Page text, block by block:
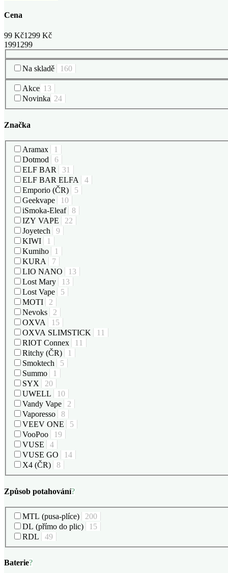
Cena
99 Kč1299 Kč
1991299
Na skladě 160
Akce 13
Novinka 24
Baterie?
Značka
Aramax
1
Dotmod
6
ELF BAR
31
ELF BAR ELFA
4
Emporio (ČR)
5
Geekvape
10
iSmoka-Eleaf 8
IZY VAPE
22
Joyetech
9
KIWI
1
Kumiho
1
KURA
7
LIO NANO
13
Lost Mary
13
Lost Vape
5
MOTI
2
Nevoks
2
OXVA
15
OXVA SLIMSTICK
11
RIOT Connex
11
Ritchy (ČR)
1
Smoktech
5
Summo
1
SYX
20
UWELL
10
Vandy Vape
2
Vaporesso
8
VEEV ONE
5
VooPoo
19
VUSE
4
VUSE GO
14
X4 (ČR)
8
Způsob potahování?
MTL (pusa-plíce)
200
DL (přímo do plic)
15
RDL
49